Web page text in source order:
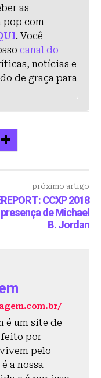
as
com
. Você
canal do
notícias e
de graça para
próximo artigo
CCXP 2018
de Michael
B. Jordan
é um site de
feito por
pelo
a nossa